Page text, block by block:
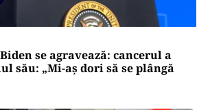
se agravează: cancerul a
său: „Mi-aș dori să se plângă